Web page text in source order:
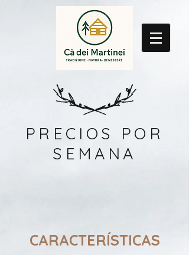
PRECIOS POR
SEMANA
CARACTERÍSTICAS